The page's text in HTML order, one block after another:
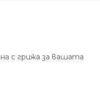
с грижа за вашата